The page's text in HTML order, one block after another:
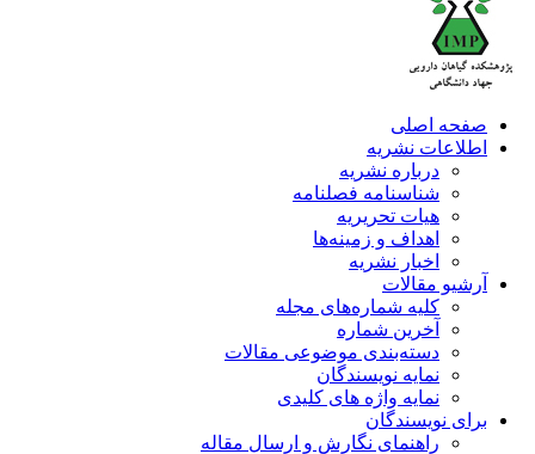
صفحه اصلی
اطلاعات نشریه
درباره نشریه
شناسنامه فصلنامه
هیات تحریریه
اهداف و زمینه‌ها
اخبار نشریه
آرشیو مقالات
کلیه شماره‌های مجله
آخرین شماره
دسته‌بندی موضوعی مقالات
نمایه نویسندگان
نمایه واژه های کلیدی
برای نویسندگان
راهنمای نگارش و ارسال مقاله